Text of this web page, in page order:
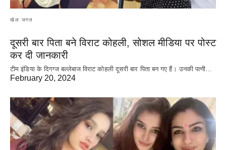
खेल जगत
दूसरी बार‌ पिता बने विराट कोहली, सोशल मीडिया पर पोस्ट
कर दी‌ जानकारी
टीम इंडिया के दिगग्ज बल्लेबाज विराट कोहली दूसरी बार पिता बन गए हैं। उनकी पत्नी…
February 20, 2024